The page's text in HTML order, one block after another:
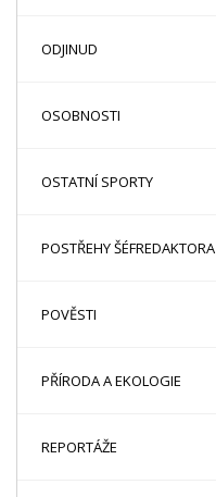
ODJINUD
OSOBNOSTI
OSTATNÍ SPORTY
POSTŘEHY ŠÉFREDAKTORA
POVĚSTI
PŘÍRODA A EKOLOGIE
REPORTÁŽE